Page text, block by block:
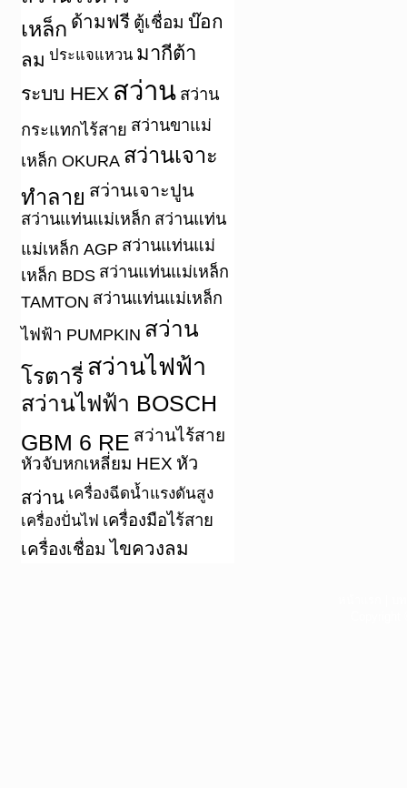
เหล็ก ด้ามฟรี ตู้เชื่อม บ๊อก
ลม ประแจแหวน มากีต้า
ระบบ HEX สว่าน สว่าน
กระแทกไร้สาย สว่านขาแม่
เหล็ก OKURA สว่านเจาะ
ทำลาย สว่านเจาะปูน
สว่านแท่นแม่เหล็ก สว่านแท่น
แม่เหล็ก AGP สว่านแท่นแม่
เหล็ก BDS สว่านแท่นแม่เหล็ก
TAMTON สว่านแท่นแม่เหล็ก
ไฟฟ้า PUMPKIN สว่าน
โรตารี่ สว่านไฟฟ้า
สว่านไฟฟ้า BOSCH
GBM 6 RE สว่านไร้สาย
หัวจับหกเหลี่ยม HEX หัว
สว่าน เครื่องฉีดน้ำแรงดันสูง
เครื่องปั่นไฟ เครื่องมือไร้สาย
เครื่องเชื่อม ไขควงลม